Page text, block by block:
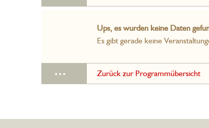
Ups, es wurden keine Daten
Es gibt gerade keine
... Zurück zur Programmübersicht